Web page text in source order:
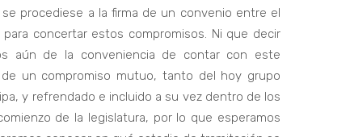
procediese a la firma de un convenio entre el
concertar estos compromisos. Ni que decir
aún de la conveniencia de contar con este
un compromiso mutuo, tanto del hoy grupo
y refrendado e incluido a su vez dentro de los
de la legislatura, por lo que esperamos